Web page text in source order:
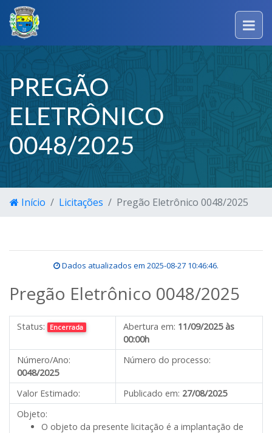
PREGÃO
ELETRÔNICO
0048/2025
Início Licitações Pregão Eletrônico 0048/2025
Dados atualizados em 2025-08-27 10:46:46.
Pregão Eletrônico 0048/2025
Status: Encerrada Abertura em: 11/09/2025 às
00:00h
Número/Ano:
0048/2025
Número do processo:
Valor Estimado: Publicado em: 27/08/2025
Objeto:
O objeto da presente licitação é a implantação de